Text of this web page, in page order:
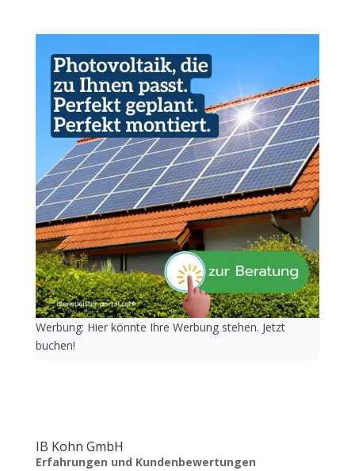
Werbung: Hier könnte Ihre Werbung stehen. Jetzt
buchen!
IB Kohn GmbH
Erfahrungen und Kundenbewertungen